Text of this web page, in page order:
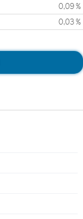
0,09 %
0,03 %